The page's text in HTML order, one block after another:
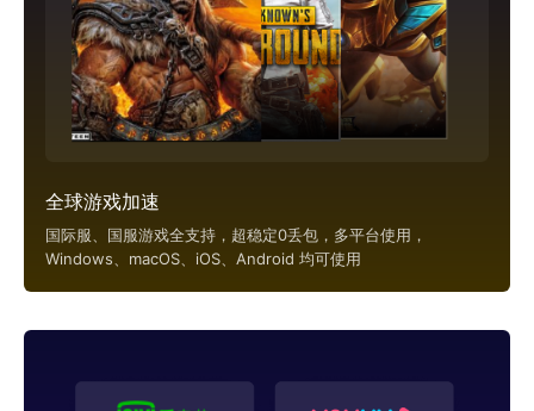
全球游戏加速
国际服、国服游戏全支持，超稳定0丢包，多平台使用，
Windows、macOS、iOS、Android 均可使用